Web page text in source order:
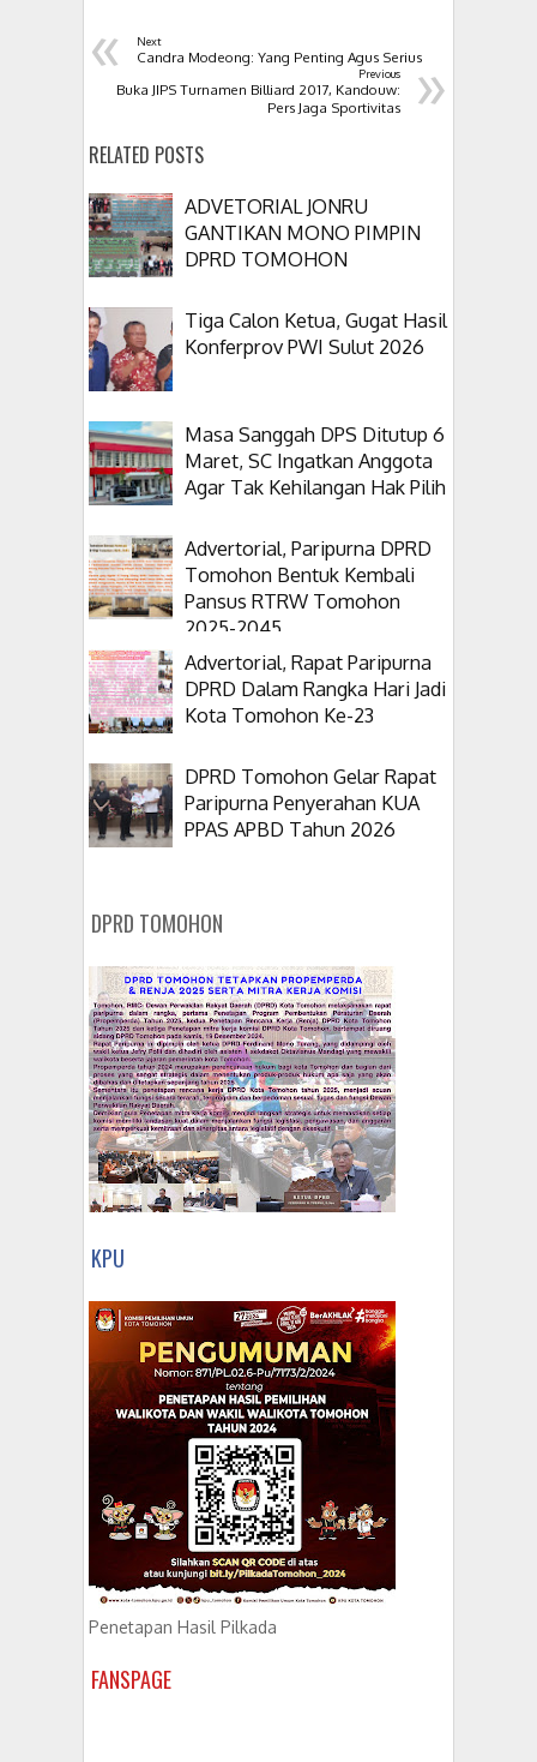
« Next
Candra Modeong: Yang Penting Agus Serius»
Previous
Buka JIPS Turnamen Billiard 2017, Kandouw:
Pers Jaga Sportivitas
RELATED POSTS
ADVETORIAL JONRU
GANTIKAN MONO PIMPIN
DPRD TOMOHON
Tiga Calon Ketua, Gugat Hasil
Konferprov PWI Sulut 2026
Masa Sanggah DPS Ditutup 6
Maret, SC Ingatkan Anggota
Agar Tak Kehilangan Hak Pilih
Advertorial, Paripurna DPRD
Tomohon Bentuk Kembali
Pansus RTRW Tomohon
2025-2045
Advertorial, Rapat Paripurna
DPRD Dalam Rangka Hari Jadi
Kota Tomohon Ke-23
DPRD Tomohon Gelar Rapat
Paripurna Penyerahan KUA
PPAS APBD Tahun 2026
DPRD TOMOHON
KPU
Penetapan Hasil Pilkada
FANSPAGE